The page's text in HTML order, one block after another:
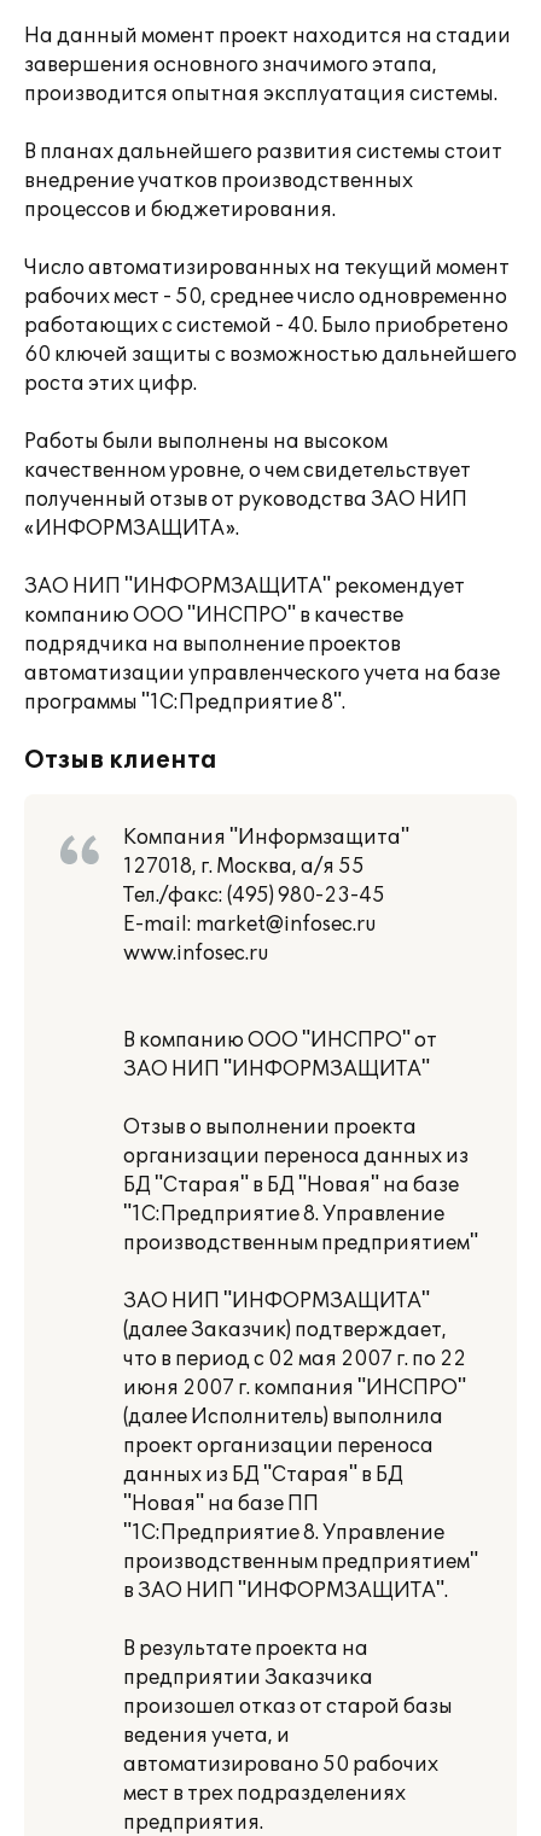
На данный момент проект находится на стадии
завершения основного значимого этапа,
производится опытная эксплуатация системы.
В планах дальнейшего развития системы стоит
внедрение учатков производственных
процессов и бюджетирования.
Число автоматизированных на текущий момент
рабочих мест - 50, среднее число одновременно
работающих с системой - 40. Было приобретено
60 ключей защиты с возможностью дальнейшего
роста этих цифр.
Работы были выполнены на высоком
качественном уровне, о чем свидетельствует
полученный отзыв от руководства ЗАО НИП
«ИНФОРМЗАЩИТА».
ЗАО НИП "ИНФОРМЗАЩИТА" рекомендует
компанию ООО "ИНСПРО" в качестве
подрядчика на выполнение проектов
автоматизации управленческого учета на базе
программы "1С:Предприятие 8".
Отзыв клиента
Компания "Информзащита"
127018, г. Москва, а/я 55
Тел./факс: (495) 980-23-45
E-mail: market@infosec.ru
www.infosec.ru
В компанию ООО "ИНСПРО" от
ЗАО НИП "ИНФОРМЗАЩИТА"
Отзыв о выполнении проекта
организации переноса данных из
БД "Старая" в БД "Новая" на базе
"1С:Предприятие 8. Управление
производственным предприятием"
ЗАО НИП "ИНФОРМЗАЩИТА"
(далее Заказчик) подтверждает,
что в период с 02 мая 2007 г. по 22
июня 2007 г. компания "ИНСПРО"
(далее Исполнитель) выполнила
проект организации переноса
данных из БД "Старая" в БД
"Новая" на базе ПП
"1С:Предприятие 8. Управление
производственным предприятием"
в ЗАО НИП "ИНФОРМЗАЩИТА".
В результате проекта на
предприятии Заказчика
произошел отказ от старой базы
ведения учета, и
автоматизировано 50 рабочих
мест в трех подразделениях
предприятия.